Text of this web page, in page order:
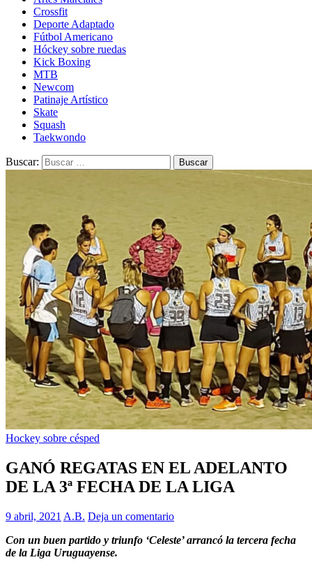
Crossfit
Deporte Adaptado
Fútbol Americano
Hóckey sobre ruedas
Kick Boxing
MTB
Newcom
Patinaje Artístico
Skate
Squash
Taekwondo
Buscar:
Hockey sobre césped
GANÓ REGATAS EN EL ADELANTO
DE LA 3ª FECHA DE LA LIGA
9 abril, 2021 A.B. Deja un comentario
Con un buen partido y triunfo ‘Celeste’ arrancó la tercera fecha
de la Liga Uruguayense.